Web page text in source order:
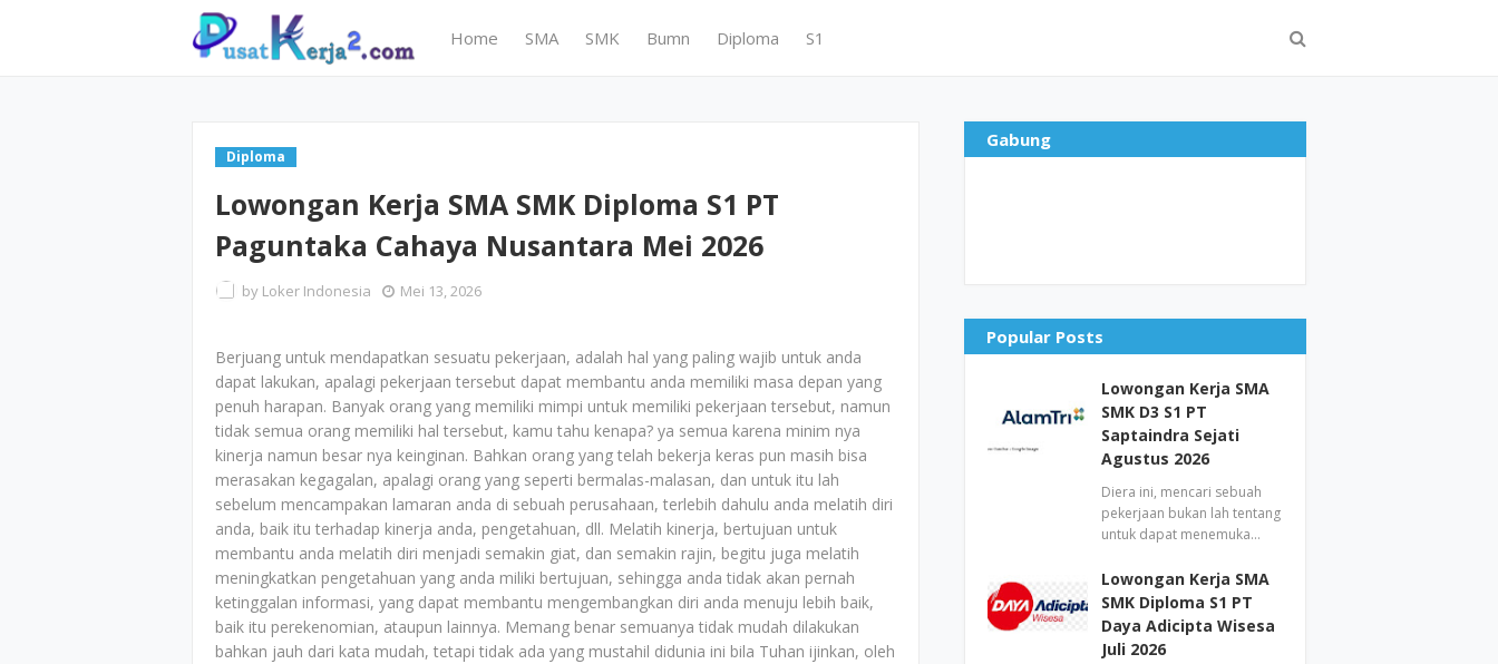
Home SMA SMK Bumn Diploma S1
Diploma
Lowongan Kerja SMA SMK Diploma S1 PT
Paguntaka Cahaya Nusantara Mei 2026
by Loker Indonesia Mei 13, 2026
Berjuang untuk mendapatkan sesuatu pekerjaan, adalah hal yang paling wajib untuk anda
dapat lakukan, apalagi pekerjaan tersebut dapat membantu anda memiliki masa depan yang
penuh harapan. Banyak orang yang memiliki mimpi untuk memiliki pekerjaan tersebut, namun
tidak semua orang memiliki hal tersebut, kamu tahu kenapa? ya semua karena minim nya
kinerja namun besar nya keinginan. Bahkan orang yang telah bekerja keras pun masih bisa
merasakan kegagalan, apalagi orang yang seperti bermalas-malasan, dan untuk itu lah
sebelum mencampakan lamaran anda di sebuah perusahaan, terlebih dahulu anda melatih diri
anda, baik itu terhadap kinerja anda, pengetahuan, dll. Melatih kinerja, bertujuan untuk
membantu anda melatih diri menjadi semakin giat, dan semakin rajin, begitu juga melatih
meningkatkan pengetahuan yang anda miliki bertujuan, sehingga anda tidak akan pernah
ketinggalan informasi, yang dapat membantu mengembangkan diri anda menuju lebih baik,
baik itu perekenomian, ataupun lainnya. Memang benar semuanya tidak mudah dilakukan
bahkan jauh dari kata mudah, tetapi tidak ada yang mustahil didunia ini bila Tuhan ijinkan, oleh
Gabung
Popular Posts
Lowongan Kerja SMA
SMK D3 S1 PT
Saptaindra Sejati
Agustus 2026
Diera ini, mencari sebuah
pekerjaan bukan lah tentang
untuk dapat menemuka…
Lowongan Kerja SMA
SMK Diploma S1 PT
Daya Adicipta Wisesa
Juli 2026